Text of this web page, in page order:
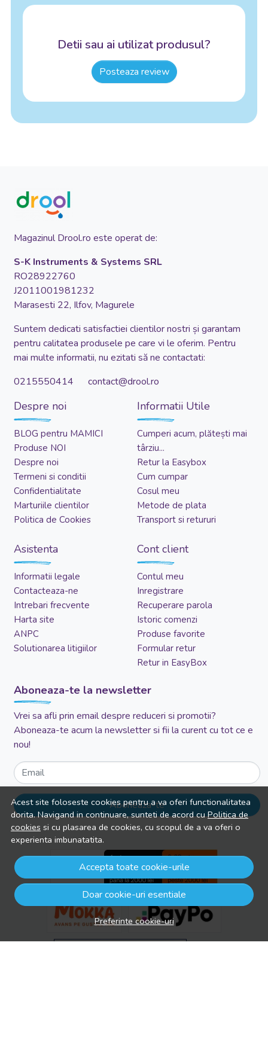
Detii sau ai utilizat produsul?
Posteaza review
Acest site foloseste cookies pentru a va oferi functionalitatea
dorita. Navigand in continuare, sunteti de acord cuPolitica de
cookies si cu plasarea de cookies, cu scopul de a va oferi o
experienta imbunatatita.
Accepta toate cookie-urile
Doar cookie-uri esentiale
Preferinte cookie-uri
Magazinul Drool.ro este operat de:
S-K Instruments & Systems SRL
RO28922760
J2011001981232
Marasesti 22, Ilfov, Magurele
Suntem dedicati satisfactiei clientilor nostri și garantam
pentru calitatea produsele pe care vi le oferim. Pentru
mai multe informatii, nu ezitati să ne contactati:
0215550414 contact@drool.ro
Despre noi
BLOG pentru MAMICI
Produse NOI
Despre noi
Termeni si conditii
Confidentialitate
Marturiile clientilor
Politica de Cookies
Informatii Utile
Cumperi acum, plătești mai
târziu...
Retur la Easybox
Cum cumpar
Cosul meu
Metode de plata
Transport si retururi
Asistenta
Informatii legale
Contacteaza-ne
Intrebari frecvente
Harta site
ANPC
Solutionarea litigiilor
Cont client
Contul meu
Inregistrare
Recuperare parola
Istoric comenzi
Produse favorite
Formular retur
Retur in EasyBox
Aboneaza-te la newsletter
Vrei sa afli prin email despre reduceri si promotii?
Aboneaza-te acum la newsletter si fii la curent cu tot ce e
nou!
Email
Aboneaza-te